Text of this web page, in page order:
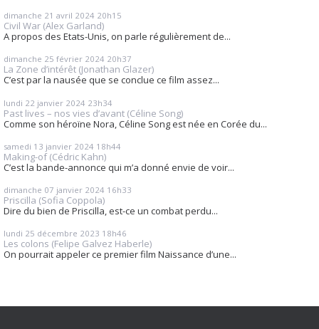
dimanche 21 avril 2024 20h15
Civil War (Alex Garland)
A propos des Etats-Unis, on parle régulièrement de...
dimanche 25 février 2024 20h37
La Zone d’intérêt (Jonathan Glazer)
C’est par la nausée que se conclue ce film assez...
lundi 22 janvier 2024 23h34
Past lives – nos vies d’avant (Céline Song)
Comme son héroïne Nora, Céline Song est née en Corée du...
samedi 13 janvier 2024 18h44
Making-of (Cédric Kahn)
C’est la bande-annonce qui m’a donné envie de voir...
dimanche 07 janvier 2024 16h33
Priscilla (Sofia Coppola)
Dire du bien de Priscilla, est-ce un combat perdu...
lundi 25 décembre 2023 18h46
Les colons (Felipe Galvez Haberle)
On pourrait appeler ce premier film Naissance d’une...